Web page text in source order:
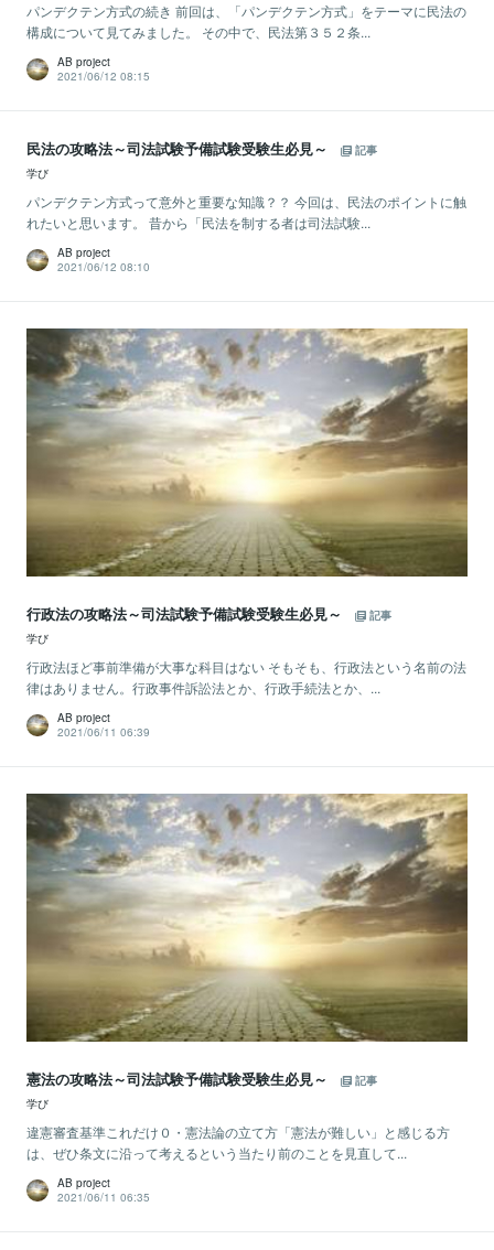
パンデクテン方式の続き 前回は、「パンデクテン方式」をテーマに民法の
構成について見てみました。 その中で、民法第３５２条...
AB project
2021/06/12 08:15
民法の攻略法～司法試験予備試験受験生必見～
記事
学び
パンデクテン方式って意外と重要な知識？？ 今回は、民法のポイントに触
れたいと思います。 昔から「民法を制する者は司法試験...
AB project
2021/06/12 08:10
行政法の攻略法～司法試験予備試験受験生必見～
記事
学び
行政法ほど事前準備が大事な科目はない そもそも、行政法という名前の法
律はありません。行政事件訴訟法とか、行政手続法とか、...
AB project
2021/06/11 06:39
憲法の攻略法～司法試験予備試験受験生必見～
記事
学び
違憲審査基準これだけ０・憲法論の立て方「憲法が難しい」と感じる方
は、ぜひ条文に沿って考えるという当たり前のことを見直して...
AB project
2021/06/11 06:35